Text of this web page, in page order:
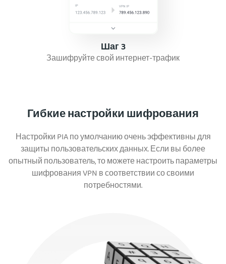
Шаг 3
Зашифруйте свой интернет-трафик
Гибкие настройки шифрования
Настройки PIA по умолчанию очень эффективны для
защиты пользовательских данных. Если вы более
опытный пользователь, то можете настроить параметры
шифрования VPN в соответствии со своими
потребностями.